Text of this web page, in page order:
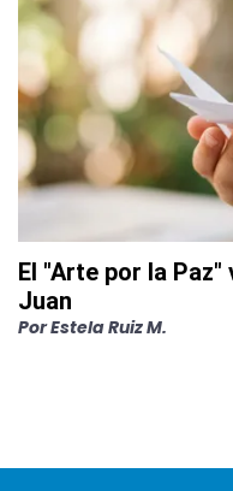
El "Arte por la Paz"
Juan
PorEstela Ruiz M.